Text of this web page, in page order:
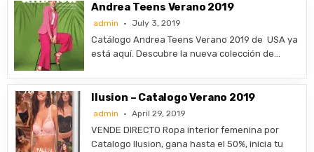
Andrea Teens Verano 2019
admin July 3, 2019
Catálogo Andrea Teens Verano 2019 de USA ya
está aquí. Descubre la nueva colección de…
Ilusion – Catalogo Verano 2019
admin April 29, 2019
VENDE DIRECTO Ropa interior femenina por
Catalogo Ilusion, gana hasta el 50%, inicia tu